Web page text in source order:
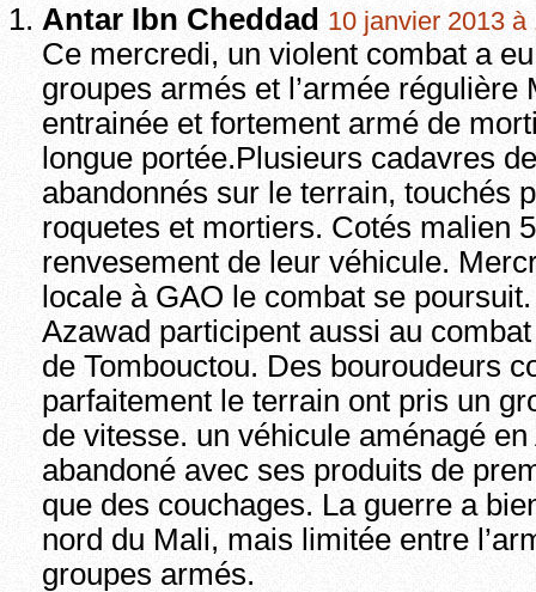
Antar Ibn Cheddad 10 janvier 2013 à
Ce mercredi, un violent combat a
groupes armés et l’armée régulière
entrainée et fortement armé de
longue portée.Plusieurs cadavres
abandonnés sur le terrain, touchés
roquetes et mortiers. Cotés malien
renvesement de leur véhicule.
locale à GAO le combat se
Azawad participent aussi au
de Tombouctou. Des bouroudeurs
parfaitement le terrain ont pris un
de vitesse. un véhicule aménagé
abandoné avec ses produits de
que des couchages. La guerre a
nord du Mali, mais limitée entre
groupes armés.